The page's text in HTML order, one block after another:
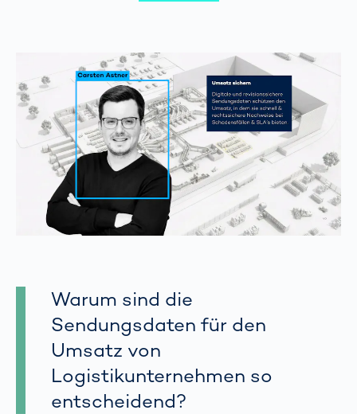
Warum sind die
Sendungsdaten für den
Umsatz von
Logistikunternehmen so
entscheidend?